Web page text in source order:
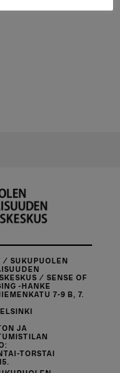
/ SUKUPUOLEN
/ SENSE OF
-HANKE
7-9 B, 7.
JA
TORSTAI